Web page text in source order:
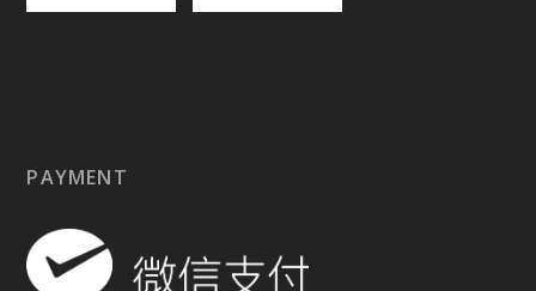
PAYMENT